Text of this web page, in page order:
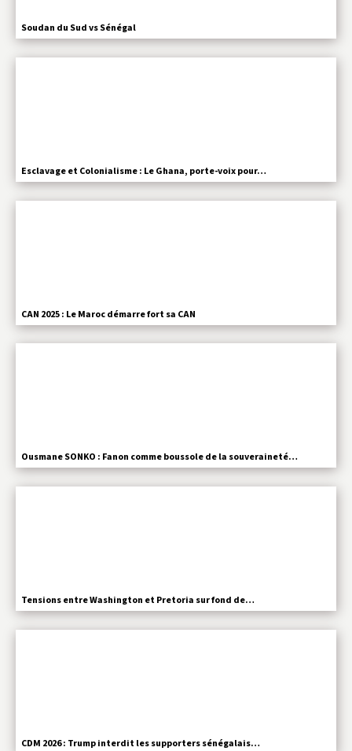
Soudan du Sud vs Sénégal
Esclavage et Colonialisme : Le Ghana, porte-voix pour…
CAN 2025 : Le Maroc démarre fort sa CAN
Ousmane SONKO : Fanon comme boussole de la souveraineté…
Tensions entre Washington et Pretoria sur fond de…
CDM 2026 : Trump interdit les supporters sénégalais…